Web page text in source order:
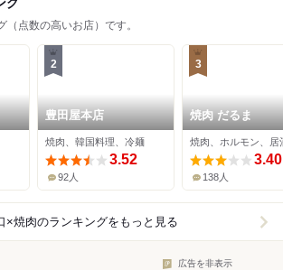
グ
（点数の高いお店）です。
2
豊田屋本店
焼肉、韓国料理、冷麺
3.52
92人
3
焼肉 だるま
焼肉、ホルモン、居
3.40
138人
×焼肉のランキングをもっと見る
広告を非表示